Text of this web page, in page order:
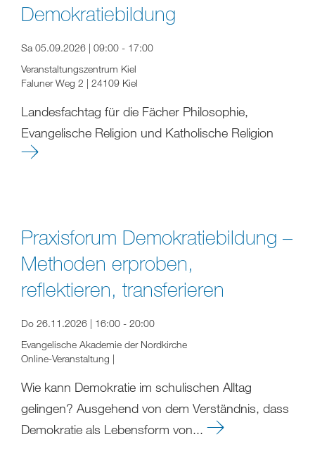
Demokratiebildung
Sa 05.09.2026 | 09:00 - 17:00
Veranstaltungszentrum Kiel
Faluner Weg 2 | 24109 Kiel
Landesfachtag für die Fächer Philosophie,
Evangelische Religion und Katholische Religion
Praxisforum Demokratiebildung –
Methoden erproben,
reflektieren, transferieren
Do 26.11.2026 | 16:00 - 20:00
Evangelische Akademie der Nordkirche
Online-Veranstaltung |
Wie kann Demokratie im schulischen Alltag
gelingen? Ausgehend von dem Verständnis, dass
Demokratie als Lebensform von...